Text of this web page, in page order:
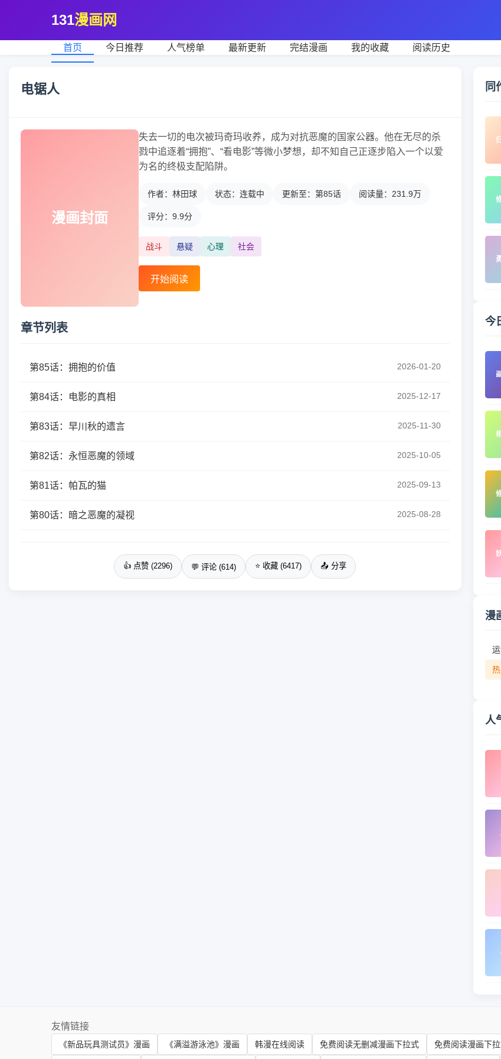
131漫画网
首页 今日推荐 人气榜单 最新更新 完结漫画 我的收藏 阅读历史
电锯人
漫画封面
失去一切的电次被玛奇玛收养，成为对抗恶魔的国家公器。他在无尽的杀
戮中追逐着“拥抱”、“看电影”等微小梦想，却不知自己正逐步陷入一个以爱
为名的终极支配陷阱。
作者：林田球 状态：连载中 更新至：第85话 阅读量：231.9万
评分：9.9分
战斗 悬疑 心理 社会
开始阅读
章节列表
第85话：拥抱的价值 2026-01-20
第84话：电影的真相 2025-12-17
第83话：早川秋的遗言 2025-11-30
第82话：永恒恶魔的领域 2025-10-05
第81话：帕瓦的猫 2025-09-13
第80话：暗之恶魔的凝视 2025-08-28
👍 点赞 (2296) 💬 评论 (614) ⭐ 收藏 (6417) 📤 分享
今
漫
人
同
友情链接
《新品玩具测试员》漫画 《满溢游泳池》漫画 韩漫在线阅读 免费阅读无删减漫画下拉式 免费阅读漫画下